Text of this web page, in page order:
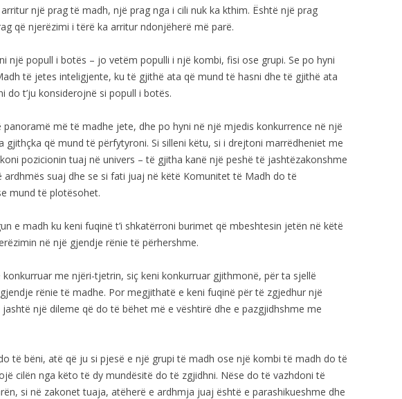
një prag të madh, një prag nga i cili nuk ka kthim. Është një prag
që njerëzimi i tërë ka arritur ndonjëherë më parë.
një popull i botës – jo vetëm populli i një kombi, fisi ose grupi. Se po hyni
të jetes inteligjente, ku të gjithë ata që mund të hasni dhe të gjithë ata
do t’ju konsiderojnë si popull i botës.
panoramë më të madhe jete, dhe po hyni në një mjedis konkurrence në një
gjithçka që mund të përfytyroni. Si silleni këtu, si i drejtoni marrëdheniet me
pozicionin tuaj në univers – të gjitha kanë një peshë të jashtëzakonshme
ardhmës suaj dhe se si fati juaj në këtë Komunitet të Madh do të
mund të plotësohet.
e madh ku keni fuqinë t’i shkatërroni burimet që mbeshtesin jetën në këtë
në një gjendje rënie të përhershme.
konkurruar me njëri-tjetrin, siç keni konkurruar gjithmonë, për ta sjellë
rënie të madhe. Por megjithatë e keni fuqinë për të zgjedhur një
një dileme që do të bëhet më e vështirë dhe e pazgjidhshme me
të bëni, atë që ju si pjesë e një grupi të madh ose një kombi të madh do të
cilën nga këto të dy mundësitë do të zgjidhni. Nëse do të vazhdoni të
si në zakonet tuaja, atëherë e ardhmja juaj është e parashikueshme dhe